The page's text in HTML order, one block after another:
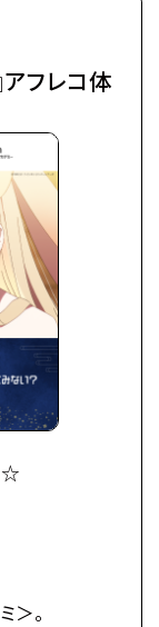
り輝くゲーミ
赤ちゃん。
みるうちに
に。
ヨミでのラ
かぐやがラ
そこまで迫
アフレコ体
＞。